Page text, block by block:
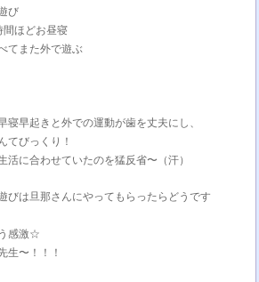
び
間ほどお昼寝
てまた外で遊ぶ
寝早起きと外での運動が歯を丈夫にし、
てびっくり！
活に合わせていたのを猛反省〜（汗）
びは旦那さんにやってもらったらどうです
感激☆
生〜！！！